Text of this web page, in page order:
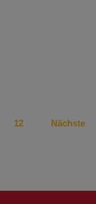
12 Nächste